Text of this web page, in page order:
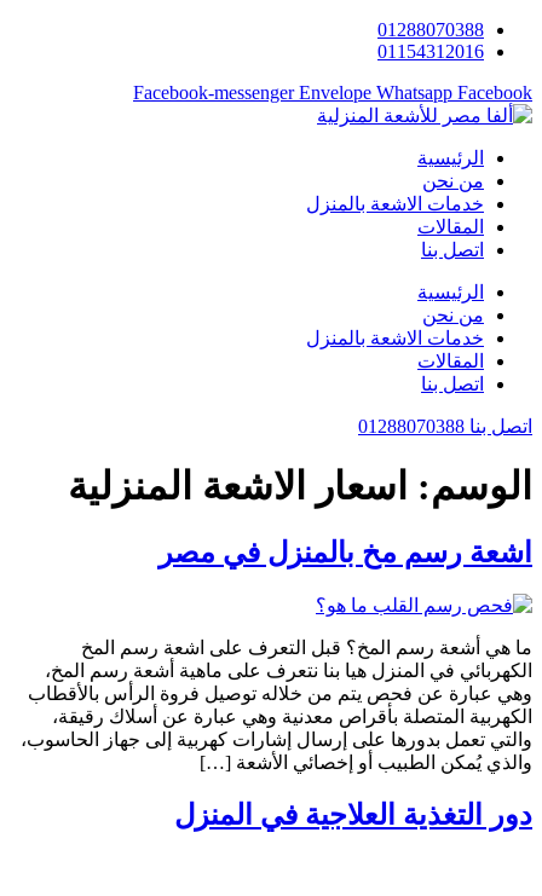
Skip
01288070388
01154312016
Facebook-messenger Envelope Whatsapp Facebook
الرئيسية
من نحن
خدمات الاشعة بالمنزل
المقالات
اتصل بنا
الرئيسية
من نحن
خدمات الاشعة بالمنزل
المقالات
اتصل بنا
اتصل بنا 01288070388
الوسم: اسعار الاشعة المنزلية
اشعة رسم مخ بالمنزل في مصر
ما هي أشعة رسم المخ؟ قبل التعرف على اشعة رسم المخ
الكهربائي في المنزل هيا بنا نتعرف على ماهية أشعة رسم المخ،
وهي عبارة عن فحص يتم من خلاله توصيل فروة الرأس بالأقطاب
الكهربية المتصلة بأقراص معدنية وهي عبارة عن أسلاك رقيقة،
والتي تعمل بدورها على إرسال إشارات كهربية إلى جهاز الحاسوب،
والذي يُمكن الطبيب أو إخصائي الأشعة […]
دور التغذية العلاجية في المنزل